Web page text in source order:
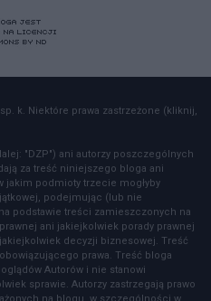
k. Niektóre prawa zastrzeżone (kliknij,
"DZP") ani autorzy poszczególnych
za treść niniejszego bloga ani
jakim podmioty trzecie mogłyby
podejmując (lub nie
podstawie treści zamieszczonych na
ani jakiejkolwiek porady prawnej
decyzji biznesowej. Treść
prawa. Treść bloga
Autorów i nie stanowi
sprawie. Autorzy zastrzegają prawo
na blogu, w szczególności w